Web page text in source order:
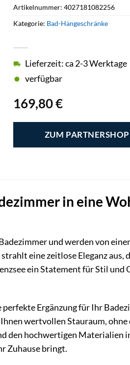
169,80€
Lieferzeit: ca 2-3 Werktage
verfügbar
ZUM PARTNERSHOP
Artikelnummer:4027181082256
Kategorie: Bad-Hängeschränke
in eine
und werden von
strahlt eine zeitlose Eleganz
ein Statement für Stil und
perfekte Ergänzung für Ihr
wertvollen Stauraum, ohne
den hochwertigen Materialien
Zuhause bringt.